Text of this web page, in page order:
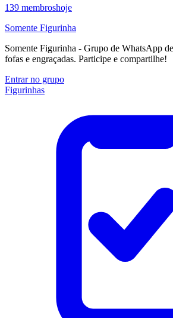
139 membroshoje
Somente Figurinha
Somente Figurinha - Grupo de WhatsApp
fofas e engraçadas. Participe e compartilhe!
Entrar no grupo
Figurinhas